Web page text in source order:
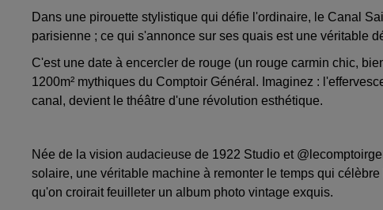
Dans une pirouette stylistique qui défie l'ordinaire, le Canal
parisienne ; ce qui s'annonce sur ses quais est une véritable
C'est une date à encercler de rouge (un rouge carmin chic,
1200m² mythiques du Comptoir Général. Imaginez :
canal, devient le théâtre d'une révolution esthétique.
Née de la vision audacieuse de 1922 Studio et
solaire, une véritable machine à remonter le temps qui
qu'on croirait feuilleter un album photo vintage exquis.